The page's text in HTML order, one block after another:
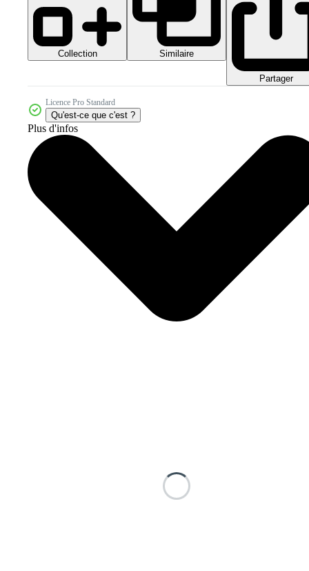
Collection Similaire
Partager
Licence Pro Standard
Qu'est-ce que c'est ?
Plus d'infos